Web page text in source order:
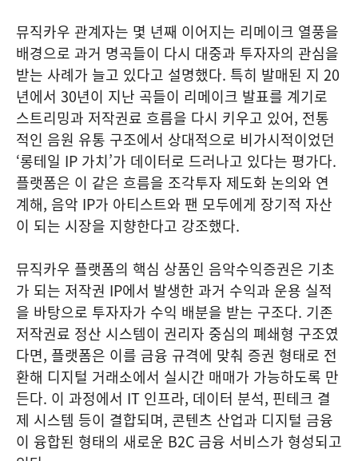
뮤직카우 관계자는 몇 년째 이어지는 리메이크 열풍을
배경으로 과거 명곡들이 다시 대중과 투자자의 관심을
받는 사례가 늘고 있다고 설명했다. 특히 발매된 지 20
년에서 30년이 지난 곡들이 리메이크 발표를 계기로
스트리밍과 저작권료 흐름을 다시 키우고 있어, 전통
적인 음원 유통 구조에서 상대적으로 비가시적이었던
‘롱테일 IP 가치’가 데이터로 드러나고 있다는 평가다.
플랫폼은 이 같은 흐름을 조각투자 제도화 논의와 연
계해, 음악 IP가 아티스트와 팬 모두에게 장기적 자산
이 되는 시장을 지향한다고 강조했다.
뮤직카우 플랫폼의 핵심 상품인 음악수익증권은 기초
가 되는 저작권 IP에서 발생한 과거 수익과 운용 실적
을 바탕으로 투자자가 수익 배분을 받는 구조다. 기존
저작권료 정산 시스템이 권리자 중심의 폐쇄형 구조였
다면, 플랫폼은 이를 금융 규격에 맞춰 증권 형태로 전
환해 디지털 거래소에서 실시간 매매가 가능하도록 만
든다. 이 과정에서 IT 인프라, 데이터 분석, 핀테크 결
제 시스템 등이 결합되며, 콘텐츠 산업과 디지털 금융
이 융합된 형태의 새로운 B2C 금융 서비스가 형성되고